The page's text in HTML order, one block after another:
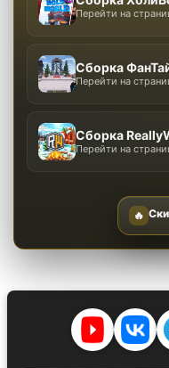
Перейти на
Сборка
Перейти на
Сборка
Перейти на
🔥